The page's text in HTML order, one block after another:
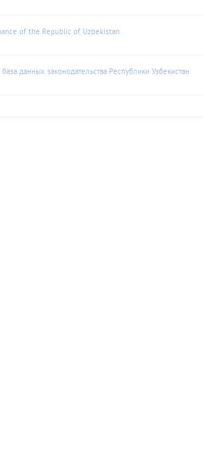
of the Republic of Uzbekistan
данных законодательства Республики Узбекистан